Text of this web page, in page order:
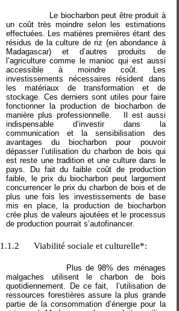
Le biocharbon peut être produit à
un coût très moindre selon les estimations
effectuées. Les matières premières étant des
résidus de la culture de riz (en abondance à
Madagascar) et d’autres produits de
l’agriculture comme le manioc qui est aussi
accessible à moindre coût. Les
investissements nécessaires résident dans
les matériaux de transformation et de
stockage. Ces derniers sont utiles pour faire
fonctionner la production de biocharbon de
manière plus professionnelle.
Il est aussi
indispensable d’investir dans la
communication et la sensibilisation des
avantages du biocharbon pour pouvoir
dépasser l’utilisation du charbon de bois qui
est reste une tradition et une culture dans le
pays. Du fait du faible coût de production
faible, le prix du biocharbon peut largement
concurrencer le prix du charbon de bois et de
plus une fois les investissements de base
mis en place, la production de biocharbon
crée plus de valeurs ajoutées et le processus
de production pourrait s’autofinancer.
1.1.2 Viabilité sociale et culturelle*:
P lus de 98% des ménages
malgaches utilisent le charbon de bois
quotidiennement. De ce fait,
l’utilisation de
ressources forestières assure la plus grande
partie de la consommation d’énergie pour la